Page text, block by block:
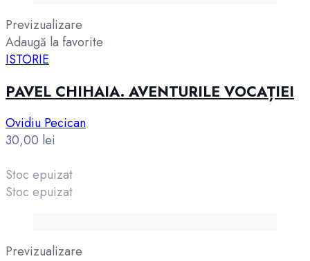
Previzualizare
Adaugă la favorite
ISTORIE
PAVEL CHIHAIA. AVENTURILE VOCAȚIEI
Ovidiu Pecican
30,00 lei
Stoc epuizat
Stoc epuizat
Previzualizare